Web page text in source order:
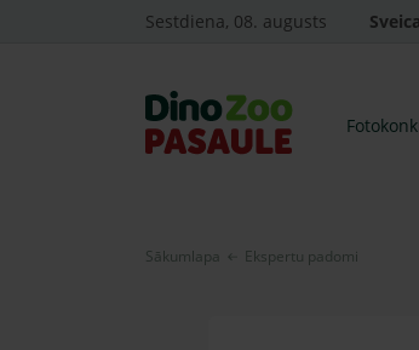
Sestdiena, 08. augusts
Sākumlapa Ekspertu padomi